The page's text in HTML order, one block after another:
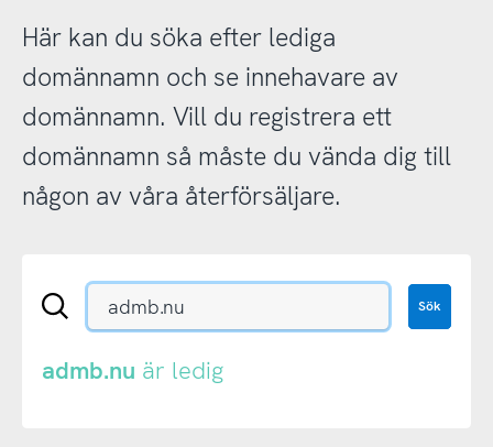
Här kan du söka efter lediga
domännamn och se innehavare av
domännamn. Vill du registrera ett
domännamn så måste du vända dig till
någon av våra återförsäljare.
Sök
eller
Sök
admb.nu är ledig